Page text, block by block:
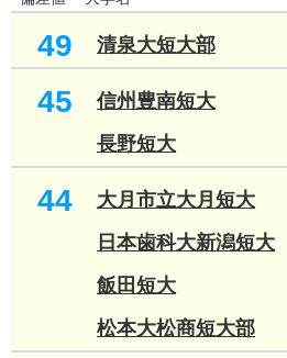
49 清泉大短大部
45
信州豊南短大
長野短大
44
大月市立大月短大
日本歯科大新潟短大
飯田短大
松本大松商短大部